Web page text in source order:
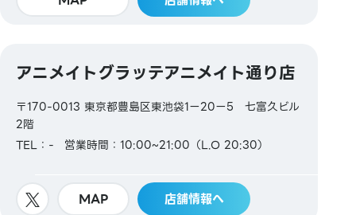
アニメイトグラッテアニメイト通り店
〒170-0013 東京都豊島区東池袋1ー20ー5 七富久ビル
2階
TEL：-
営業時間：10:00~21:00（L.O 20:30）
MAP 店舗情報へ